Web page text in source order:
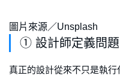
圖片來源／Unsplash
① 設計師定義問
真正的設計從來不只是執行